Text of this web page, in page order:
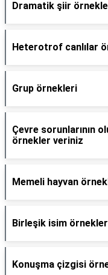
Dramatik şiir
Heterotrof canlılar
Grup örnekleri
Çevre sorunlarının
örnekler veriniz
Memeli hayvan
Birleşik isim
Konuşma çizgisi